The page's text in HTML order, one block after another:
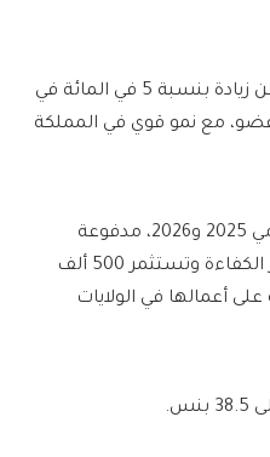
أعلنت الشركة المدرجة في AIM عن زيادة بنسبة 5 في المائة في
ليصل إلى 42 ألف عضو، مع نمو قوي في المملكة
وتتوقع المزيد من الربحية في عامي 2025 و2026، مدفوعة
بتحسينات التدفق النقدي وتدابير الكفاءة وتستثمر 500 ألف
أعمالها في الولايات